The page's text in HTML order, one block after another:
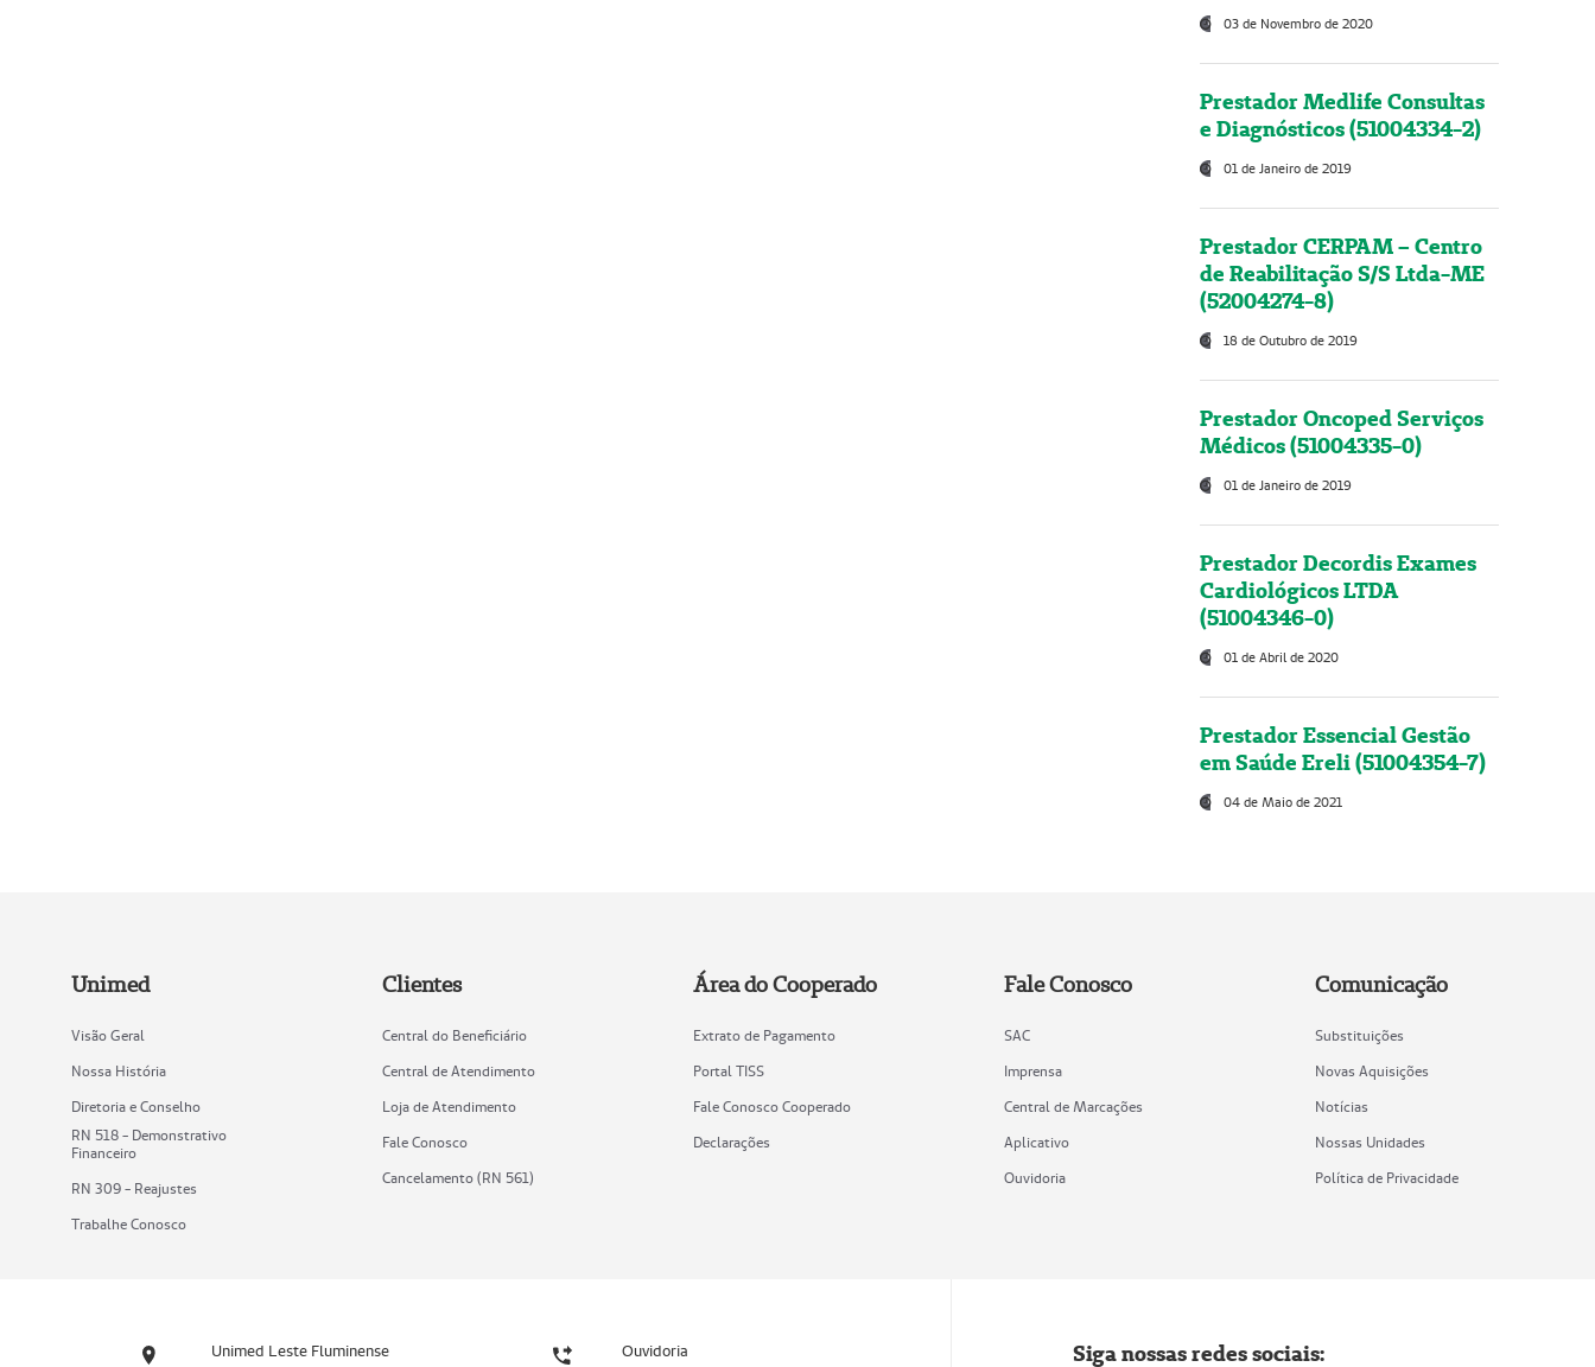
03 de Novembro de 2020
Prestador Medlife Consultas
e Diagnósticos (51004334-2)
01 de Janeiro de 2019
Prestador CERPAM – Centro
de Reabilitação S/S Ltda-ME
(52004274-8)
18 de Outubro de 2019
Prestador Oncoped Serviços
Médicos (51004335-0)
01 de Janeiro de 2019
Prestador Decordis Exames
Cardiológicos LTDA
(51004346-0)
01 de Abril de 2020
Prestador Essencial Gestão
em Saúde Ereli (51004354-7)
04 de Maio de 2021
Unimed
Visão Geral
Nossa História
Diretoria e Conselho
RN 518 - Demonstrativo
Financeiro
RN 309 - Reajustes
Trabalhe Conosco
Clientes
Central do Beneficiário
Central de Atendimento
Loja de Atendimento
Fale Conosco
Cancelamento (RN 561)
Área do Cooperado
Extrato de Pagamento
Portal TISS
Fale Conosco Cooperado
Declarações
Fale Conosco
SAC
Imprensa
Central de Marcações
Aplicativo
Ouvidoria
Comunicação
Substituições
Novas Aquisições
Notícias
Nossas Unidades
Política de Privacidade
Unimed Leste Fluminense Ouvidoria Siga nossas redes sociais: